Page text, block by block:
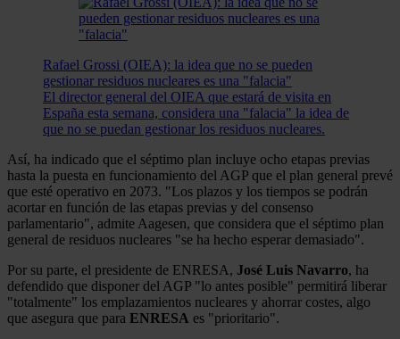
Rafael Grossi (OIEA): la idea que no se pueden
gestionar residuos nucleares es una "falacia"
El director general del OIEA que estará de visita en
España esta semana, considera una "falacia" la idea de
que no se puedan gestionar los residuos nucleares.
Así, ha indicado que el séptimo plan incluye ocho etapas previas
hasta la puesta en funcionamiento del AGP que el plan general prevé
que esté operativo en 2073. "Los plazos y los tiempos se podrán
acortar en función de las etapas previas y del consenso
parlamentario", admite Aagesen, que considera que el séptimo plan
general de residuos nucleares "se ha hecho esperar demasiado".
Por su parte, el presidente de ENRESA, José Luis Navarro, ha
defendido que disponer del AGP "lo antes posible" permitirá liberar
"totalmente" los emplazamientos nucleares y ahorrar costes, algo
que asegura que para ENRESA es "prioritario".